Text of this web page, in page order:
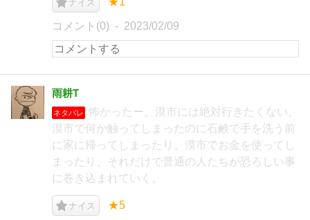
ナイス
コメント(0) 2023/02/09
雨耕T
ネタバレ
怖かったー。漠市には絶対行きたくない。
漠市で何か触ってしまったのに石鹸で手を洗う前
に家に帰ってしまったり、漠市でお金を使ってし
まったり、それだけで普通の人たちが恐ろしい事
に巻き込まれていく。
ナイス ★5